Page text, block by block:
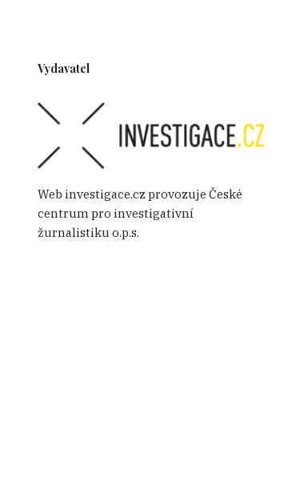
Vydavatel
Web investigace.cz provozuje České
centrum pro investigativní
žurnalistiku o.p.s.